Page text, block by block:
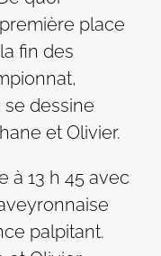
place
fin des
se dessine
et Olivier.
à 13 h 45 avec
palpitant.